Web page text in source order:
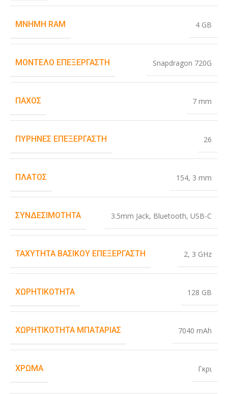
ΜΝΉΜΗ RAM 4 GB
ΜΟΝΤΈΛΟ ΕΠΕΞΕΡΓΑΣΤΉ Snapdragon 720G
ΠΆΧΟΣ 7 mm
ΠΥΡΉΝΕΣ ΕΠΕΞΕΡΓΑΣΤΉ 26
ΠΛΆΤΟΣ 154, 3 mm
ΣΥΝΔΕΣΙΜΌΤΗΤΑ 3.5mm Jack, Bluetooth, USB-C
ΤΑΧΎΤΗΤΑ ΒΑΣΙΚΟΎ ΕΠΕΞΕΡΓΑΣΤΉ 2, 3 GHz
ΧΩΡΗΤΙΚΌΤΗΤΑ 128 GB
ΧΩΡΗΤΙΚΌΤΗΤΑ ΜΠΑΤΑΡΊΑΣ 7040 mAh
ΧΡΏΜΑ Γκρι